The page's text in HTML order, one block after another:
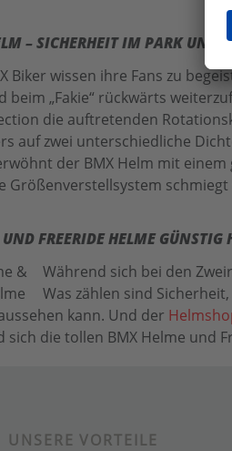
– SICHERHEIT IM PARK UND
Biker wissen ihre Fans zu
beim „Fakie“ rückwärts
die auftretenden
auf zwei unterschiedliche
der BMX Helm mit
Größenverstellsystem
FREERIDE HELME
Während sich bei den
Was zählen sind
kann. Und der
sich die tollen BMX Helme und
UNSERE VORTEILE